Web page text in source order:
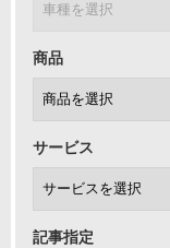
商品
サービス
記事指定